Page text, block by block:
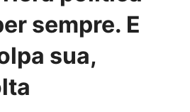
sempre. E
sua,